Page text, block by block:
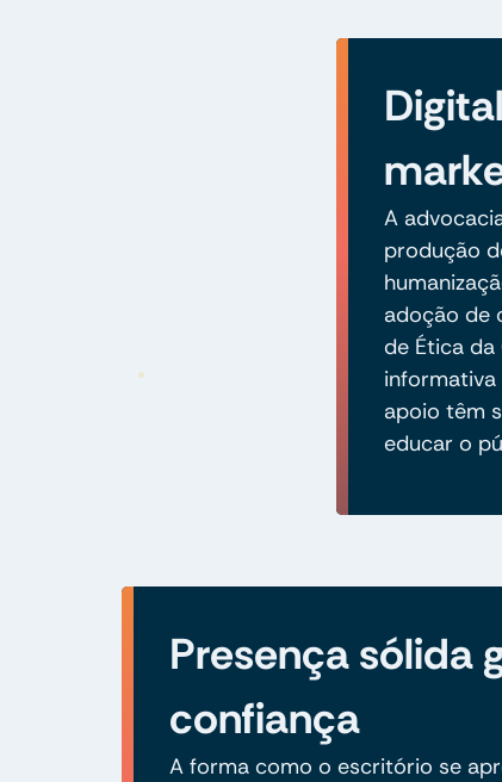
A
produção
adoção de
de Ética da
informativa
apoio têm
educar o
Presença sólida
confiança
A forma como o escritório se